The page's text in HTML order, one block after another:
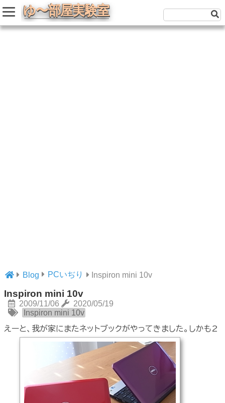
Blog PCいぢり Inspiron mini 10v
Inspiron mini 10v
2009/11/06
2020/05/19
Inspiron mini 10v
えーと、我が家にまたネットブックがやってきました。しかも2